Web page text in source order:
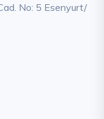
No: 5 Esenyurt/